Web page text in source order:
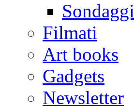
Sondaggi
Filmati
Art books
Gadgets
Newsletter